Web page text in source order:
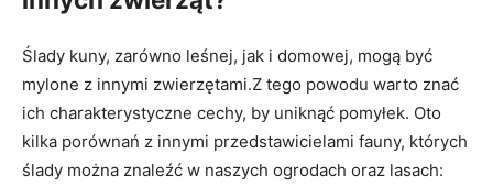
Ślady kuny, zarówno leśnej, jak i domowej, mogą być
mylone z innymi zwierzętami.Z tego powodu warto znać
ich charakterystyczne cechy, by uniknąć pomyłek. Oto
kilka porównań z innymi przedstawicielami fauny, których
ślady można znaleźć w naszych ogrodach oraz lasach: